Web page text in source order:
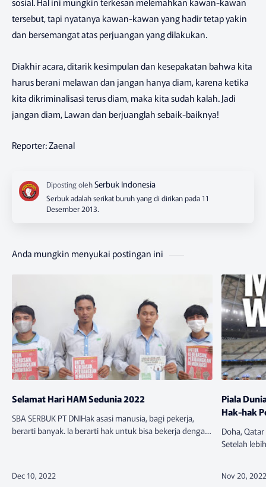
tersebut, tapi nyatanya kawan-kawan yang hadir tetap yakin
dan bersemangat atas perjuangan yang dilakukan.
Diakhir acara, ditarik kesimpulan dan kesepakatan bahwa kita
harus berani melawan dan jangan hanya diam, karena ketika
kita dikriminalisasi terus diam, maka kita sudah kalah. Jadi
jangan diam, Lawan dan berjuanglah sebaik-baiknya!
Reporter: Zaenal
Serbuk adalah serikat buruh yang di dirikan pada 11
Desember 2013.
Anda mungkin menyukai postingan ini
Selamat Hari HAM Sedunia 2022
SBA SERBUK PT DNIHak asasi manusia, bagi pekerja,
berarti banyak. Ia berarti hak untuk bisa bekerja dengan
Piala
Hak-hak
Doha,
Setelah